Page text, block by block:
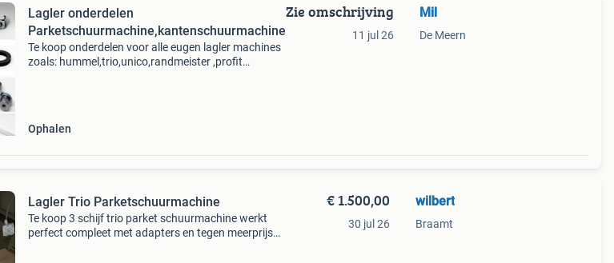
Lagler onderdelen
Parketschuurmachine,kantenschuurmachine
Te koop onderdelen voor alle eugen lagler machines
zoals: hummel,trio,unico,randmeister ,profit
Ophalen
Zie omschrijving
11 jul 26
Mil
De Meern
Lagler Trio Parketschuurmachine
Te koop 3 schijf trio parket schuurmachine werkt
perfect compleet met adapters en tegen meerprijs
€ 1.500,00
30 jul 26
wilbert
Braamt